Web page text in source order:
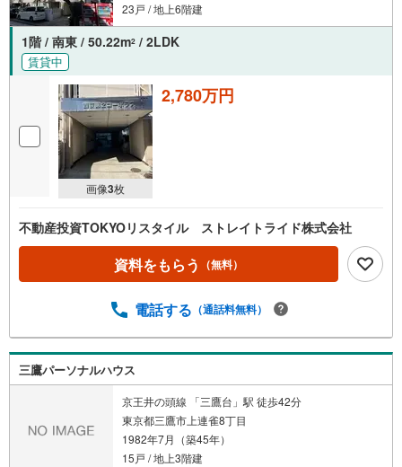
23戸 / 地上6階建
1階 / 南東 / 50.22m2 / 2LDK
賃貸中
画像3枚
2,780万円
不動産投資TOKYOリスタイル ストレイトライド株式会社
資料をもらう （無料）
電話する （通話料無料）
三鷹パーソナルハウス
京王井の頭線 「三鷹台」駅 徒歩42分
東京都三鷹市上連雀8丁目
1982年7月（築45年）
15戸 / 地上3階建